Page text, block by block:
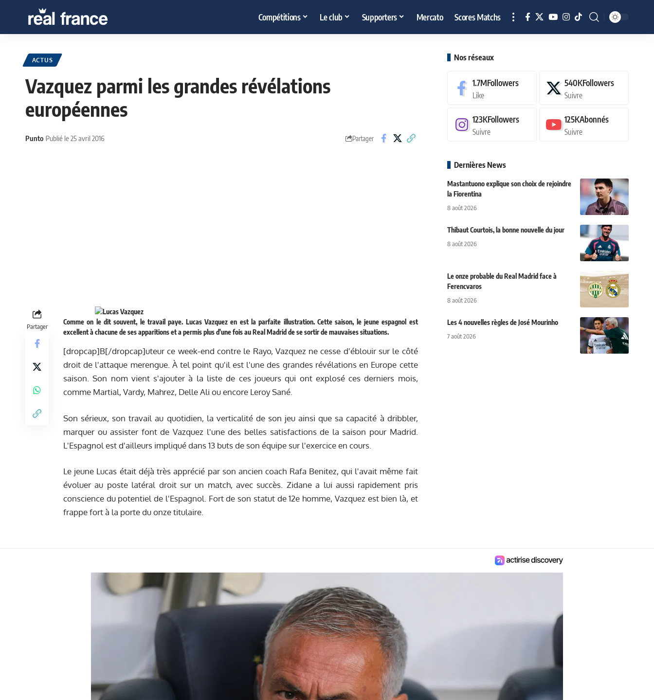
Compétitions Le club Supporters Mercato Scores Matchs
ACTUS
Vazquez parmi les grandes révélations
européennes
Punto Publié le 25 avril 2016 Partager
Partager
Comme on le dit souvent, le travail paye. Lucas Vazquez en est la parfaite illustration. Cette saison, le jeune espagnol est
excellent à chacune de ses apparitions et a permis plus d'une fois au Real Madrid de se sortir de mauvaises situations.
[dropcap]B[/dropcap]uteur ce week-end contre le Rayo, Vazquez ne cesse d'éblouir sur le côté
droit de l'attaque merengue. À tel point qu'il est l'une des grandes révélations en Europe cette
saison. Son nom vient s'ajouter à la liste de ces joueurs qui ont explosé ces derniers mois,
comme Martial, Vardy, Mahrez, Delle Ali ou encore Leroy Sané.
Son sérieux, son travail au quotidien, la verticalité de son jeu ainsi que sa capacité à dribbler,
marquer ou assister font de Vazquez l'une des belles satisfactions de la saison pour Madrid.
L'Espagnol est d'ailleurs impliqué dans 13 buts de son équipe sur l'exercice en cours.
Le jeune Lucas était déjà très apprécié par son ancien coach Rafa Benitez, qui l'avait même fait
évoluer au poste latéral droit sur un match, avec succès. Zidane a lui aussi rapidement pris
conscience du potentiel de l'Espagnol. Fort de son statut de 12e homme, Vazquez est bien là, et
frappe fort à la porte du onze titulaire.
Nos réseaux
1.7MFollowers
Like
540KFollowers
Suivre
123KFollowers
Suivre
125KAbonnés
Suivre
Dernières News
Mastantuono explique son choix de rejoindre
la Fiorentina
8 août 2026
Thibaut Courtois, la bonne nouvelle du jour
8 août 2026
Le onze probable du Real Madrid face à
Ferencvaros
8 août 2026
Les 4 nouvelles règles de José Mourinho
7 août 2026